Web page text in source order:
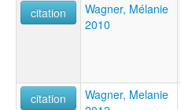
citation
Wagner, Mélanie
2010
citation
Wagner, Melanie